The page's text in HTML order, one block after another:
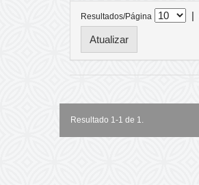
Resultados/Página |
Resultado 1-1 de 1.